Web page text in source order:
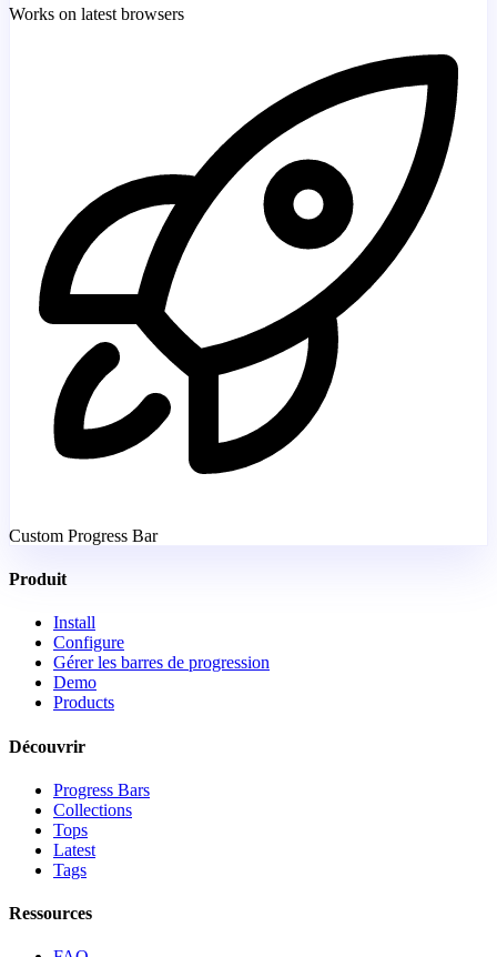
Works on latest browsers
Custom Progress Bar
Produit
Install
Configure
Gérer les barres de progression
Demo
Products
Découvrir
Progress Bars
Collections
Tops
Latest
Tags
Ressources